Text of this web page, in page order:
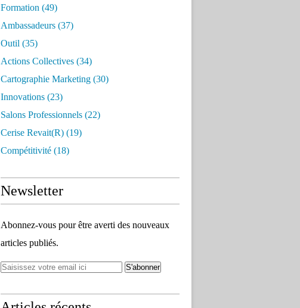
Formation (49)
Ambassadeurs (37)
Outil (35)
Actions Collectives (34)
Cartographie Marketing (30)
Innovations (23)
Salons Professionnels (22)
Cerise Revait(r) (19)
Compétitivité (18)
Newsletter
Abonnez-vous pour être averti des nouveaux
articles publiés.